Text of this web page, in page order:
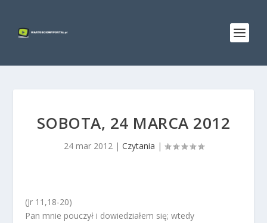
SOBOTA, 24 MARCA 2012
24 mar 2012| Czytania |
(Jr 11,18-20)
Pan mnie pouczył i dowiedziałem się; wtedy